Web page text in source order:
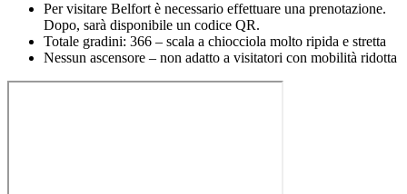
Per visitare Belfort è necessario effettuare una prenotazione.
Dopo, sarà disponibile un codice QR.
Totale gradini: 366 – scala a chiocciola molto ripida e stretta
Nessun ascensore – non adatto a visitatori con mobilità ridotta